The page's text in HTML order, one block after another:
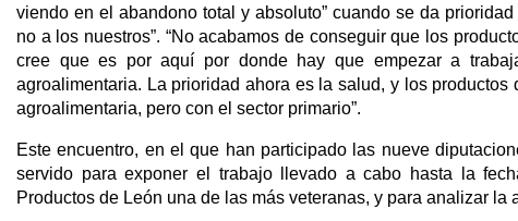
viendo en el abandono total y absoluto” cuando se da
no a los nuestros”. “No acabamos de conseguir que los
cree que es por aquí por donde hay que empezar a
agroalimentaria. La prioridad ahora es la salud, y los
agroalimentaria, pero con el sector primario”.
Este encuentro, en el que han participado las nueve
servido para exponer el trabajo llevado a cabo hasta la
Productos de León una de las más veteranas, y para analizar